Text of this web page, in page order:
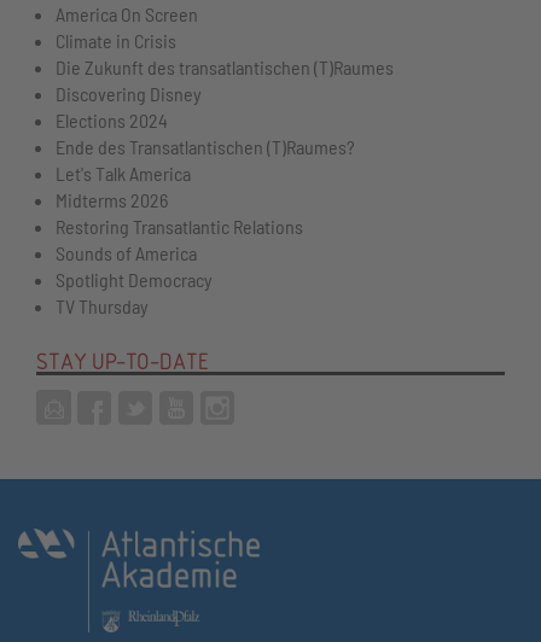
America On Screen
Climate in Crisis
Die Zukunft des transatlantischen (T)Raumes
Discovering Disney
Elections 2024
Ende des Transatlantischen (T)Raumes?
Let's Talk America
Midterms 2026
Restoring Transatlantic Relations
Sounds of America
Spotlight Democracy
TV Thursday
STAY UP-TO-DATE